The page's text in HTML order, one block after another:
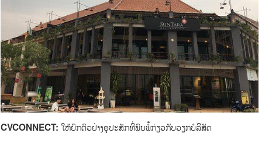
CVCONNECT: ໃຫ້ຍົກຕົວຢ່າງອຸປະສັກທີ່ພົບພໍ້ກ່ຽວກັບວຽກບໍລິສັດ